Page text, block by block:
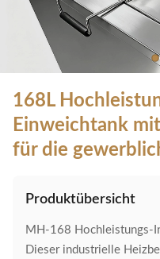
168L
Einweichtank
für die
Produktübersicht
MH-168 Hochleistungs-
Dieser industrielle